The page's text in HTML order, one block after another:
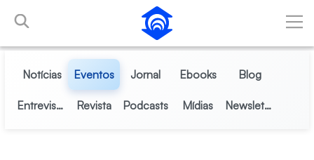
Skip to Main Content
Notícias Eventos Jornal Ebooks Blog
Entrevistas Revista Podcasts Mídias Newsletter